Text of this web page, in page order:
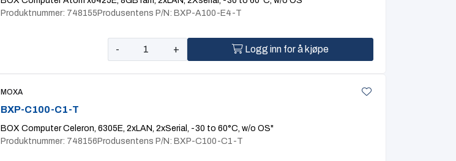
Produktnummer: 748155Produsentens P/N: BXP-A100-E4-T
- + Logg inn for å kjøpe
MOXA
BXP-C100-C1-T
BOX Computer Celeron, 6305E, 2xLAN, 2xSerial, -30 to 60°C, w/o OS"
Produktnummer: 748156Produsentens P/N: BXP-C100-C1-T